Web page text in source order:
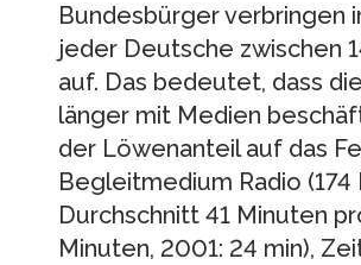
Bundesbürger verbringen
jeder Deutsche zwischen
auf. Das bedeutet, dass
länger mit Medien
der Löwenanteil auf das
Begleitmedium Radio
Durchschnitt 41 Minuten
Minuten, 2001: 24 min),